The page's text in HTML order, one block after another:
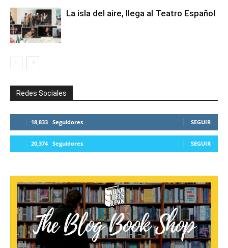
La isla del aire, llega al Teatro Español
Redes Sociales
18,833 Seguidores SEGUIR
20,374 Seguidores SEGUIR